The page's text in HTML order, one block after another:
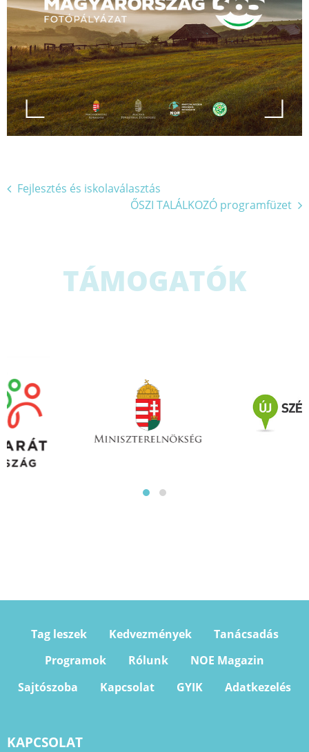
Bejegyzés
Fejlesztés és iskolaválasztás
ŐSZI TALÁLKOZÓ programfüzet
TÁMOGATÓK
Tag leszek Kedvezmények
Tanácsadás
Programok
Rólunk
NOE Magazin
Sajtószoba
Kapcsolat GYIK Adatkezelés
KAPCSOLAT